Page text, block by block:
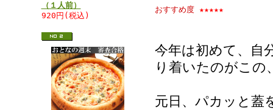
（１人前）
920円(税込)
おすすめ度★★★★★
今年は初めて、自
り着いたのがこの
元日、パカッと蓋